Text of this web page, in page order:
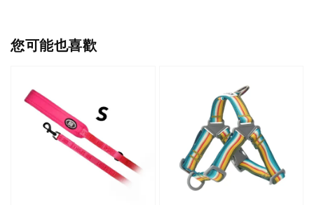
您可能也喜歡